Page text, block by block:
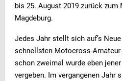
bis 25. August 2019 zurück
Magdeburg.
Jedes Jahr stellt sich auf’s
schnellsten Motocross-
schon zweimal wurde eben
vergeben. Im vergangenen Jahr